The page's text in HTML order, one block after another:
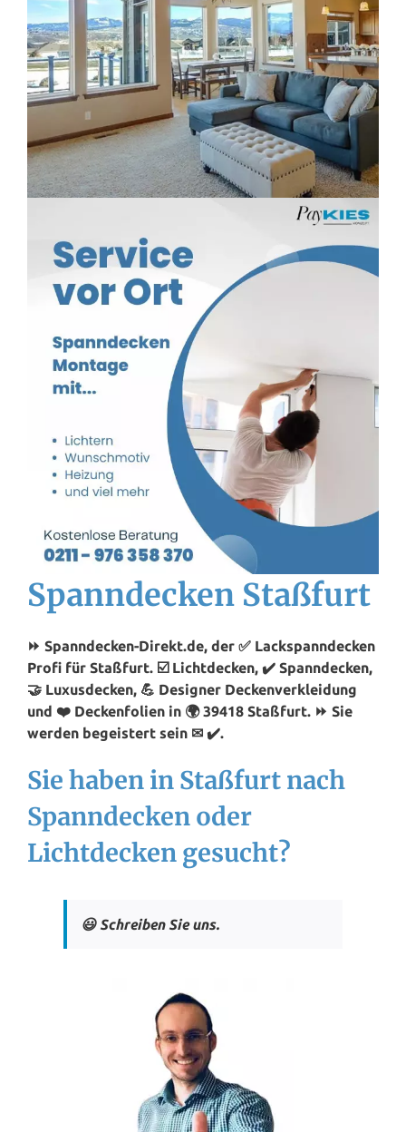
Spanndecken Staßfurt
⏩ Spanndecken-Direkt.de, der ✅ Lackspanndecken
Profi für Staßfurt. ☑️ Lichtdecken, ✔️ Spanndecken,
🤝 Luxusdecken, 💪 Designer Deckenverkleidung
und ❤️ Deckenfolien in 🌍 39418 Staßfurt. ⏩ Sie
werden begeistert sein ✉ ✔️.
Sie haben in Staßfurt nach
Spanndecken oder
Lichtdecken gesucht?
😃 Schreiben Sie uns.